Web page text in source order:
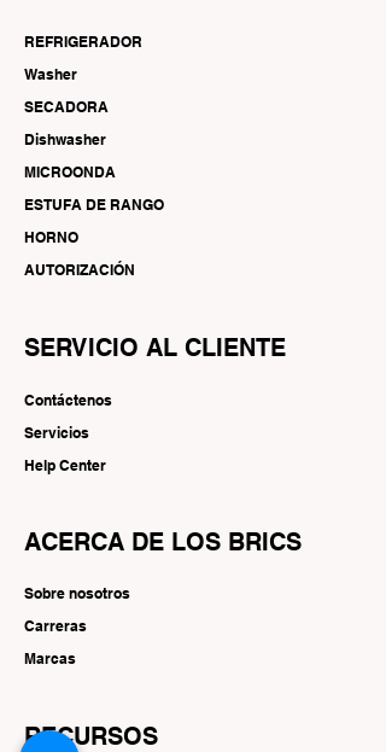
REFRIGERADOR
Washer
SECADORA
Dishwasher
MICROONDA
ESTUFA DE RANGO
HORNO
AUTORIZACIÓN
SERVICIO AL CLIENTE
Contáctenos
Servicios
Help Center
ACERCA DE LOS BRICS
Sobre nosotros
Carreras
Marcas
RECURSOS